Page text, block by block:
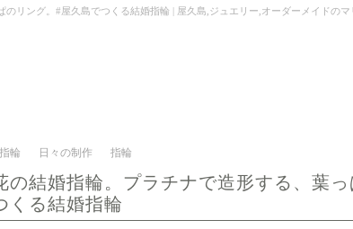
リング。#屋久島でつくる結婚指輪 | 屋久島,ジュエリー,オーダーメイドの
輪 日々の制作 指輪
の結婚指輪。プラチナで造形する、葉
くる結婚指輪